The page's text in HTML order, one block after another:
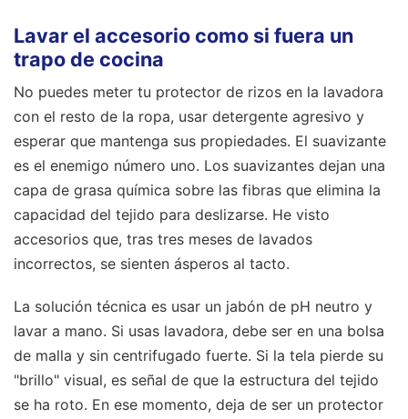
Lavar el accesorio como si fuera un
trapo de cocina
No puedes meter tu protector de rizos en la lavadora
con el resto de la ropa, usar detergente agresivo y
esperar que mantenga sus propiedades. El suavizante
es el enemigo número uno. Los suavizantes dejan una
capa de grasa química sobre las fibras que elimina la
capacidad del tejido para deslizarse. He visto
accesorios que, tras tres meses de lavados
incorrectos, se sienten ásperos al tacto.
La solución técnica es usar un jabón de pH neutro y
lavar a mano. Si usas lavadora, debe ser en una bolsa
de malla y sin centrifugado fuerte. Si la tela pierde su
"brillo" visual, es señal de que la estructura del tejido
se ha roto. En ese momento, deja de ser un protector